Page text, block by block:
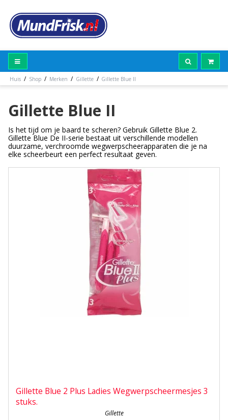
Huis / Shop / Merken / Gillette / Gillette Blue II
Gillette Blue II
Is het tijd om je baard te scheren? Gebruik Gillette Blue 2.
Gillette Blue De II-serie bestaat uit verschillende modellen
duurzame, verchroomde wegwerpscheerapparaten die je na
elke scheerbeurt een perfect resultaat geven.
Gillette Blue 2 Plus Ladies Wegwerpscheermesjes 3
stuks.
Gillette